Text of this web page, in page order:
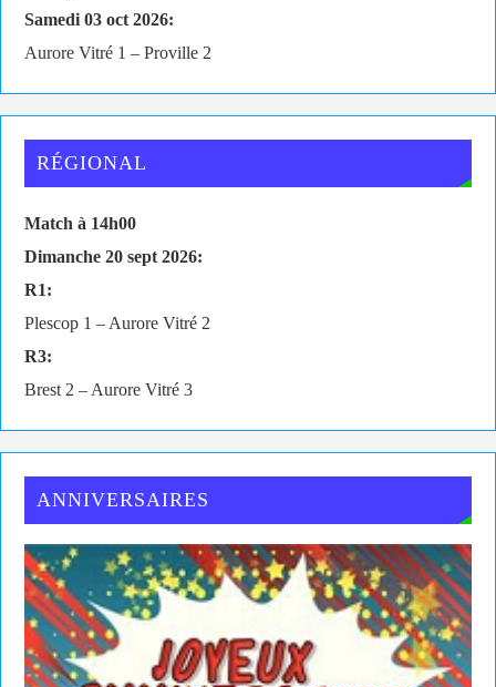
Samedi 03 oct 2026:
Aurore Vitré 1 – Proville 2
RÉGIONAL
Match à 14h00
Dimanche 20 sept 2026:
R1:
Plescop 1 – Aurore Vitré 2
R3:
Brest 2 – Aurore Vitré 3
ANNIVERSAIRES